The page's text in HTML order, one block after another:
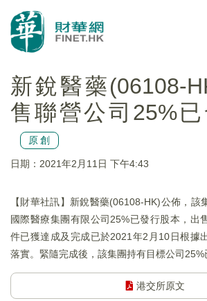
新銳醫藥(06108-
售聯營公司25%
原創
日期：2021年2月11日 下午4:43
【財華社訊】新銳醫藥(06108-HK)公佈，該
國際醫療集團有限公司25%已發行股本，出
件已獲達成及完成已於2021年2月10日根據
落實。緊隨完成後，該集團持有目標公司25%
港交所原文